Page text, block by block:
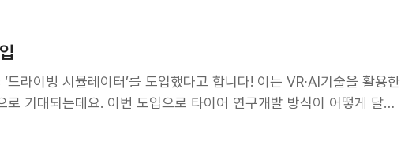
협력은 빠르게 성장하는 중국 전기차 OE 시장에서 넥센타이어의
다. 신차용 타이어 공급이 브랜드 신뢰도 제고에 기여한다면, 교체용
대하는 통로로 기능하는데요. 이러한 교체용 타이어 시장 공략의 일
로 초청하는 등 유통 파트너십 강화에 속도를 내고 있습니다. 지난 5
브랜드 및 제품 경쟁력을 소개하는 프로그램을 운영하며 중국 내 유
라이빙 시뮬레이터’를 도입했다고 합니다! 이는 VR∙AI기술을 활용한
기대되는데요. 이번 도입으로 타이어 연구개발 방식이 어떻게 달라
‘드라이빙 시뮬레이터’ 드라이빙 시뮬레이터는 실제 주행 환경을